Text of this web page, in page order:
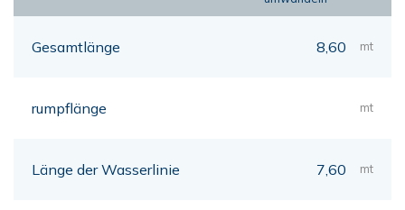
Gesamtlänge 8,60 mt
rumpflänge mt
Länge der Wasserlinie 7,60 mt